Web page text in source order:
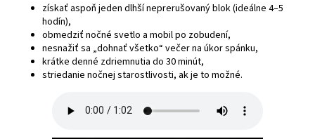
získať aspoň jeden dlhší neprerušovaný blok (ideálne 4–5
hodín),
obmedziť nočné svetlo a mobil po zobudení,
nesnažiť sa „dohnať všetko“ večer na úkor spánku,
krátke denné zdriemnutia do 30 minút,
striedanie nočnej starostlivosti, ak je to možné.